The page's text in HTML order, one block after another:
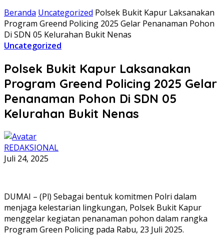
Beranda Uncategorized Polsek Bukit Kapur Laksanakan
Program Greend Policing 2025 Gelar Penanaman Pohon
Di SDN 05 Kelurahan Bukit Nenas
Uncategorized
Polsek Bukit Kapur Laksanakan
Program Greend Policing 2025 Gelar
Penanaman Pohon Di SDN 05
Kelurahan Bukit Nenas
REDAKSIONAL
Juli 24, 2025
DUMAI – (Pl) Sebagai bentuk komitmen Polri dalam
menjaga kelestarian lingkungan, Polsek Bukit Kapur
menggelar kegiatan penanaman pohon dalam rangka
Program Green Policing pada Rabu, 23 Juli 2025.